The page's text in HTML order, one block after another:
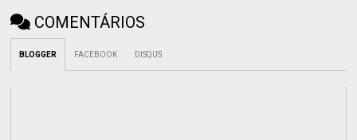
COMENTÁRIOS
BLOGGER FACEBOOK DISQUS